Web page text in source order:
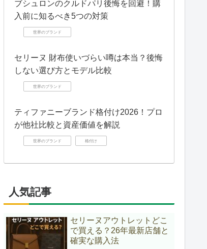
ブシュロンのクルドパリ後悔を回避！購
入前に知るべき5つの対策
世界のブランド
セリーヌ 財布使いづらい噂は本当？後悔
しない選び方とモデル比較
世界のブランド
ティファニーブランド格付け2026！プロ
が他社比較と資産価値を解説
世界のブランド 格付け
人気記事
セリーヌアウトレットどこ
で買える？26年最新店舗と
確実な購入法